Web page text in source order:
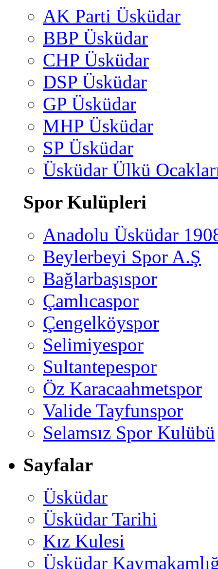
AK Parti Üsküdar
BBP Üsküdar
CHP Üsküdar
DSP Üsküdar
GP Üsküdar
MHP Üsküdar
SP Üsküdar
Üsküdar Ülkü
Spor Kulüpleri
Anadolu Üsküdar
Beylerbeyi Spor A.Ş
Bağlarbaşıspor
Çamlıcaspor
Çengelköyspor
Selimiyespor
Sultantepespor
Öz Karacaahmetspor
Valide Tayfunspor
Selamsız Spor Kulübü
Sayfalar
Üsküdar
Üsküdar Tarihi
Kız Kulesi
Üsküdar